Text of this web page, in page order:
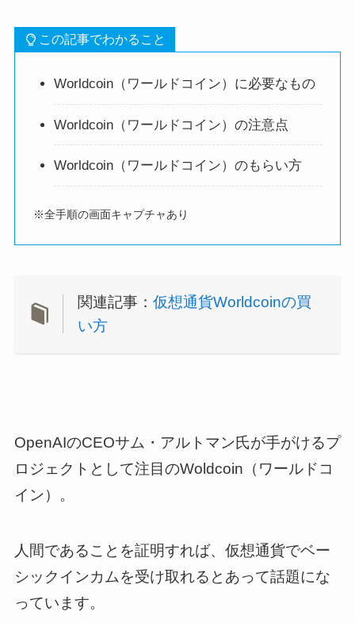
この記事でわかること
Worldcoin（ワールドコイン）に必要なもの
Worldcoin（ワールドコイン）の注意点
Worldcoin（ワールドコイン）のもらい方
※全手順の画面キャプチャあり
関連記事： 仮想通貨Worldcoinの買
い方
OpenAIのCEOサム・アルトマン氏が手がけるプ
ロジェクトとして注目のWoldcoin（ワールドコ
イン）。
人間であることを証明すれば、仮想通貨でベー
シックインカムを受け取れるとあって話題にな
っています。